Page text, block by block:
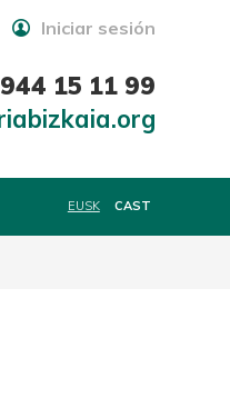
Iniciar sesión
944 15 11 99
EUSK CAST